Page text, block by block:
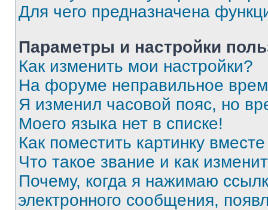
Для чего предназначена
Параметры и настройки
Как изменить мои настройки?
На форуме неправильное
Я изменил часовой пояс, но
Моего языка нет в списке!
Как поместить картинку
Что такое звание и как
Почему, когда я нажимаю
электронного сообщения,